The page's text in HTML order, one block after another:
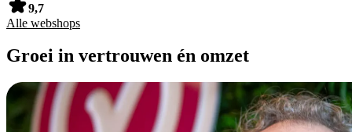
9,7
Alle webshops
Groei in vertrouwen én omzet